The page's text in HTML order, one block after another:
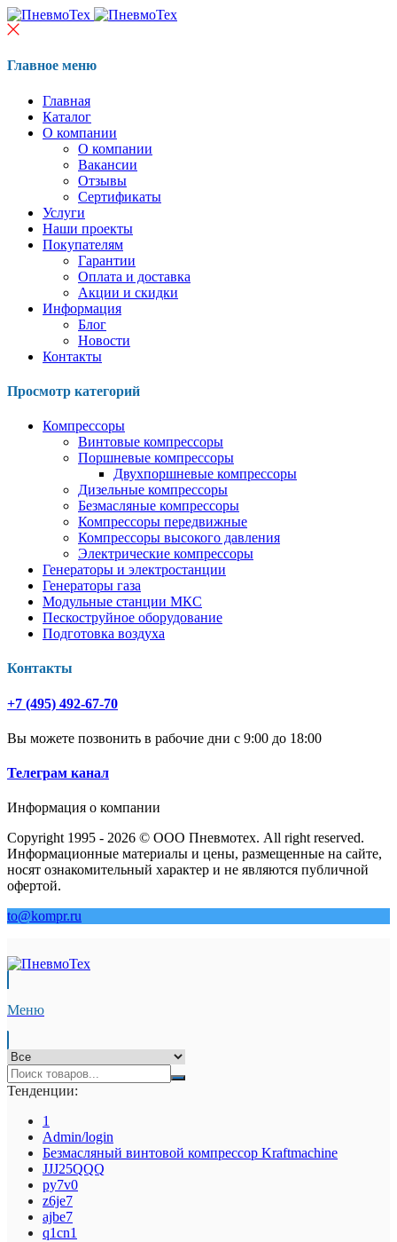
Главное меню
Главная
Каталог
О компании
О компании
Вакансии
Отзывы
Сертификаты
Услуги
Наши проекты
Покупателям
Гарантии
Оплата и доставка
Акции и скидки
Информация
Блог
Новости
Контакты
Просмотр категорий
Компрессоры
Винтовые компрессоры
Поршневые компрессоры
Двухпоршневые компрессоры
Дизельные компрессоры
Безмасляные компрессоры
Компрессоры передвижные
Компрессоры высокого давления
Электрические компрессоры
Генераторы и электростанции
Генераторы газа
Модульные станции МКС
Пескоструйное оборудование
Подготовка воздуха
Контакты
+7 (495) 492-67-70
Вы можете позвонить в рабочие дни с 9:00 до 18:00
Телеграм канал
Информация о компании
Copyright 1995 - 2026 © ООО Пневмотех. All right reserved.
Информационные материалы и цены, размещенные на сайте,
носят ознакомительный характер и не являются публичной
офертой.
to@kompr.ru
Меню
Тенденции:
1
Admin/login
Безмасляный винтовой компрессор Kraftmaсhine
JJJ25QQQ
py7v0
z6je7
ajbe7
q1cn1